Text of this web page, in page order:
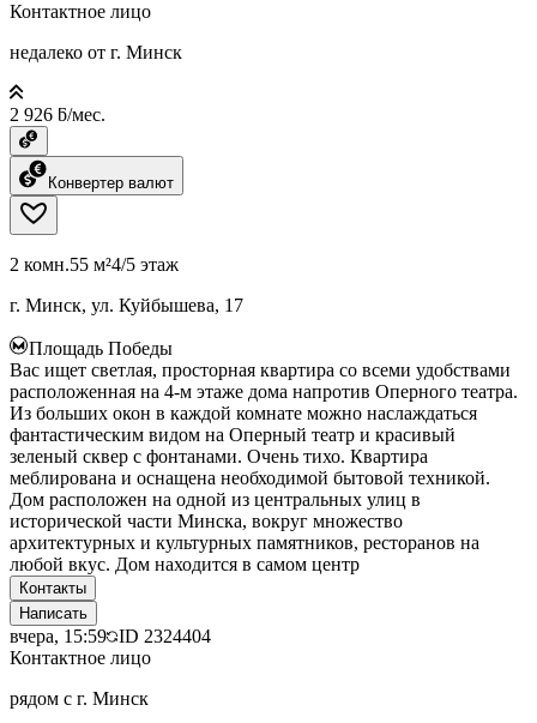
Контактное лицо
недалеко от г. Минск
2 926 ƃ/мес.
Конвертер валют
2 комн.55 м²4/5 этаж
г. Минск, ул. Куйбышева, 17
Площадь Победы
Вас ищет светлая, просторная квартира со всеми удобствами
расположенная на 4-м этаже дома напротив Оперного театра.
Из больших окон в каждой комнате можно наслаждаться
фантастическим видом на Оперный театр и красивый
зеленый сквер с фонтанами. Очень тихо. Квартира
меблирована и оснащена необходимой бытовой техникой.
Дом расположен на одной из центральных улиц в
исторической части Минска, вокруг множество
архитектурных и культурных памятников, ресторанов на
любой вкус. Дом находится в самом центр
Контакты
Написать
вчера, 15:59 ID 2324404
Контактное лицо
рядом с г. Минск